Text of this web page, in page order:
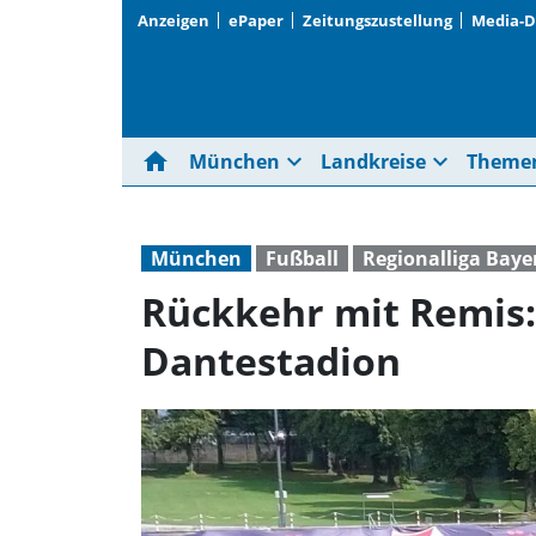
Anzeigen ePaper Zeitungszustellung Media-
home München expand_more Landkreise expand_more
München Fußball Regionalliga
Rückkehr mit
Dantestadion